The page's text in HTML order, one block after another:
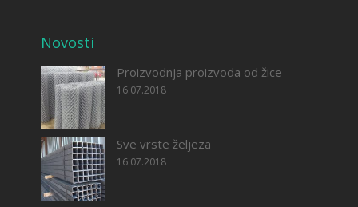
Novosti
Proizvodnja proizvoda od žice
16.07.2018
Sve vrste željeza
16.07.2018